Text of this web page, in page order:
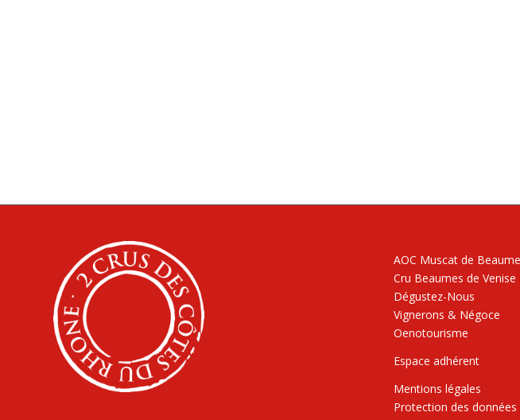
AOC Muscat de
Cru Beaumes de Venise
Dégustez-Nous
Vignerons & Négoce
Oenotourisme
Espace adhérent
Mentions légales
Protection des données